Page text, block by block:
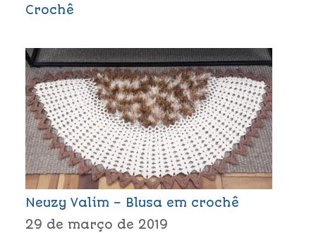
Crochê
Neuzy Valim – Blusa em crochê
29 de março de 2019